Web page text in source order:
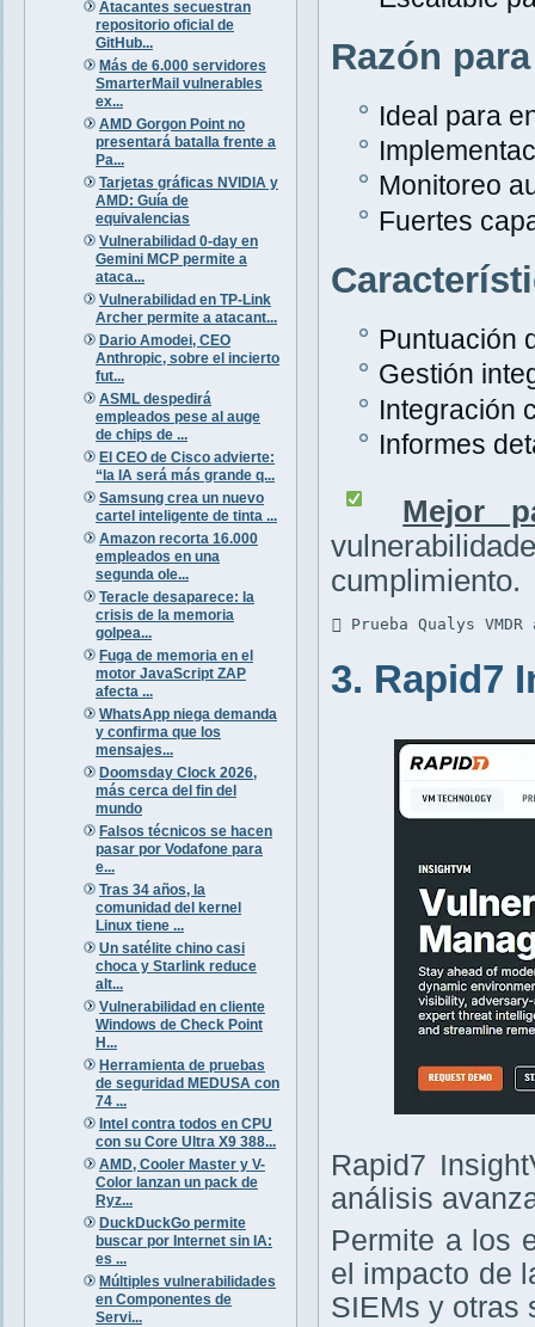
Atacantes secuestran
repositorio oficial de
GitHub...
Más de 6.000 servidores
SmarterMail vulnerables
ex...
AMD Gorgon Point no
presentará batalla frente a
Pa...
Tarjetas gráficas NVIDIA y
AMD: Guía de
equivalencias
Vulnerabilidad 0-day en
Gemini MCP permite a
ataca...
Vulnerabilidad en TP-Link
Archer permite a atacant...
Dario Amodei, CEO
Anthropic, sobre el incierto
fut...
ASML despedirá
empleados pese al auge
de chips de ...
El CEO de Cisco advierte:
“la IA será más grande q...
Samsung crea un nuevo
cartel inteligente de tinta ...
Amazon recorta 16.000
empleados en una
segunda ole...
Teracle desaparece: la
crisis de la memoria
golpea...
Fuga de memoria en el
motor JavaScript ZAP
afecta ...
WhatsApp niega demanda
y confirma que los
mensajes...
Doomsday Clock 2026,
más cerca del fin del
mundo
Falsos técnicos se hacen
pasar por Vodafone para
e...
Tras 34 años, la
comunidad del kernel
Linux tiene ...
Un satélite chino casi
choca y Starlink reduce
alt...
Vulnerabilidad en cliente
Windows de Check Point
H...
Herramienta de pruebas
de seguridad MEDUSA con
74 ...
Intel contra todos en CPU
con su Core Ultra X9 388...
AMD, Cooler Master y V-
Color lanzan un pack de
Ryz...
DuckDuckGo permite
buscar por Internet sin IA:
es ...
Múltiples vulnerabilidades
en Componentes de
Servi...
Razón
Ideal para
Monitoreo
Fuertes
Puntuación
Gestión
Integración
Informes
Mejor
cumplimiento.
 Prueba Qualys
3. Rapid7
Rapid7
análisis
Permite a los
el impacto de
SIEMs y otras